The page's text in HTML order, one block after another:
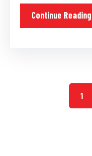
Continue Reading
1